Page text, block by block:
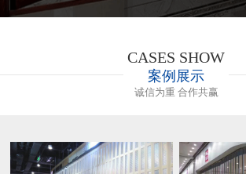
CASES SHOW
案例展示
诚信为重 合作共赢